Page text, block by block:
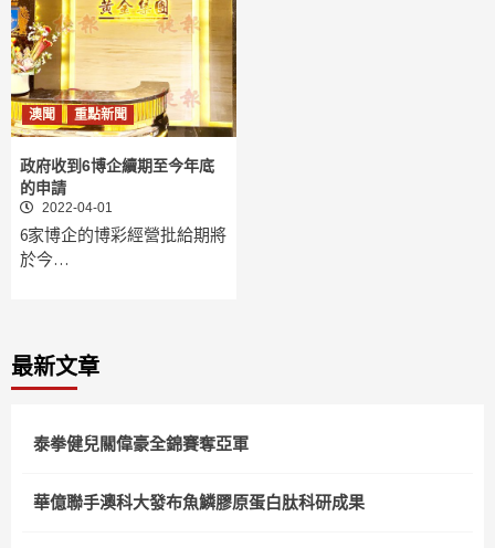
澳聞 重點新聞
政府收到6博企續期至今年底
的申請
2022-04-01
6家博企的博彩經營批給期將
於今…
最新文章
泰拳健兒關偉豪全錦賽奪亞軍
華億聯手澳科大發布魚鱗膠原蛋白肽科研成果